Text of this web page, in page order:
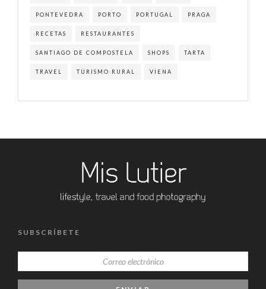
PONTEVEDRA PORTO PORTUGAL PRAGA
RECETAS RESTAURANTES
SANTIAGO DE COMPOSTELA SHOPS TARTA
TRAVEL TURISMO RURAL VIENA
SUBSCRÍBETE